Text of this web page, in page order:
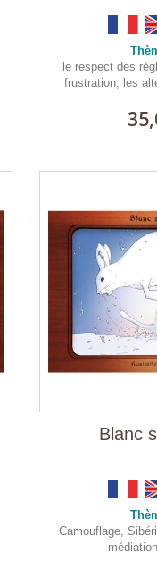
le respect des
frustration, les
Blanc
Camouflage,